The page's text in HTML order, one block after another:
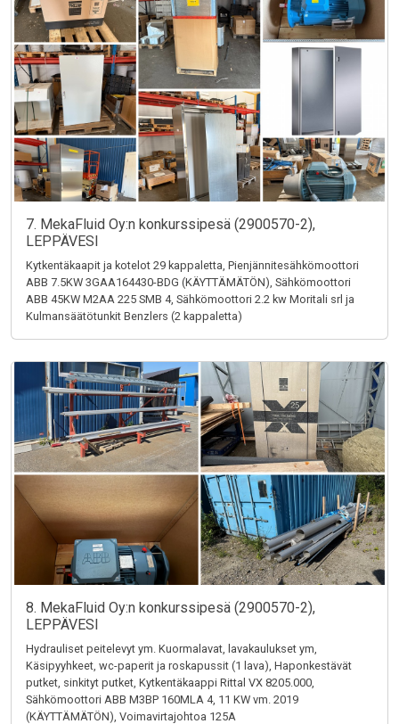
7. MekaFluid Oy:n konkurssipesä (2900570-2),
LEPPÄVESI
Kytkentäkaapit ja kotelot 29 kappaletta, Pienjännitesähkömoottori
ABB 7.5KW 3GAA164430-BDG (KÄYTTÄMÄTÖN), Sähkömoottori
ABB 45KW M2AA 225 SMB 4, Sähkömoottori 2.2 kw Moritali srl ja
Kulmansäätötunkit Benzlers (2 kappaletta)
8. MekaFluid Oy:n konkurssipesä (2900570-2),
LEPPÄVESI
Hydrauliset peitelevyt ym. Kuormalavat, lavakaulukset ym,
Käsipyyhkeet, wc-paperit ja roskapussit (1 lava), Haponkestävät
putket, sinkityt putket, Kytkentäkaappi Rittal VX 8205.000,
Sähkömoottori ABB M3BP 160MLA 4, 11 KW vm. 2019
(KÄYTTÄMÄTÖN), Voimavirtajohtoa 125A